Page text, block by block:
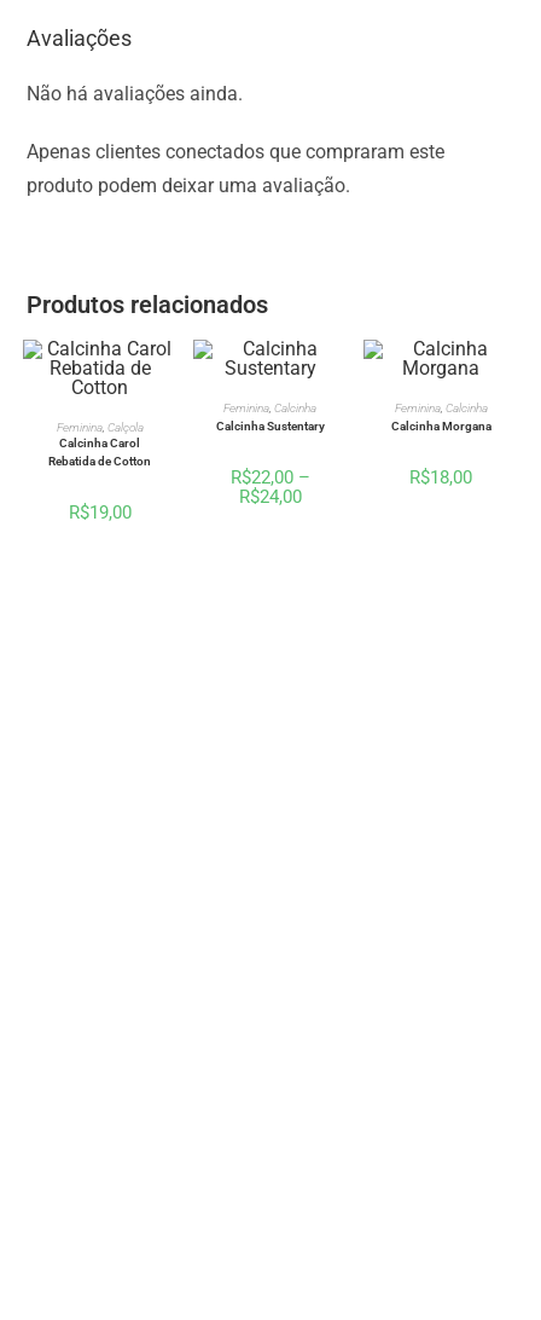
Avaliações
Não há avaliações ainda.
Apenas clientes conectados que compraram este
produto podem deixar uma avaliação.
Produtos relacionados
VER OPÇÕES
Feminina, Calçola
Calcinha Carol
Rebatida de Cotton
R$19,00
VER OPÇÕES
Feminina,Calcinha
Calcinha Sustentary
R$22,00 –
R$24,00
VER OPÇÕES
Feminina, Calcinha
Calcinha Morgana
R$18,00